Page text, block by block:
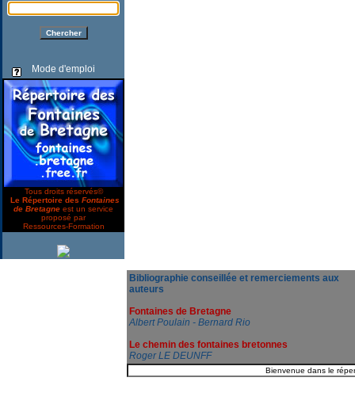
Mode d'emploi
Tous droits réservés©
Le Répertoire des Fontaines
de Bretagne est un service
proposé par
Ressources-Formation
Bibliographie conseillée et remerciements aux
auteurs
Fontaines de Bretagne
Albert Poulain - Bernard Rio
Le chemin des fontaines bretonnes
Roger LE DEUNFF